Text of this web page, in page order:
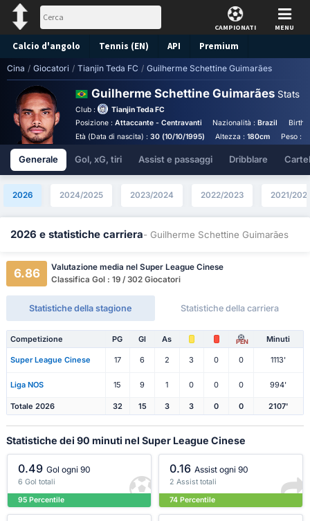
CAMPIONATI MENU
Calcio d'angolo Tennis (EN) API Premium
Pronostico
Cina / Giocatori / Tianjin Teda FC / Guilherme Schettine Guimarães
Guilherme Schettine Guimarães Stats
Club :
Tianjin Teda FC
Posizione : Attaccante - Centravanti Nazionalità :Brazil
Età (Data di nascita) : 30 (10/10/1995) Altezza :180cm Peso :
Generale Gol, xG, tiri Assist e passaggi Dribblare
2026 2024/2025 2023/2024 2022/2023 2021/
2026 e statistiche carriera- Guilherme Schettine Guimarães
6.86
Valutazione media nel Super League Cinese
Classifica Gol : 19 / 302 Giocatori
Statistiche della stagione Statistiche della carriera
Competizione PG Gl As PEN Minuti
Super League Cinese 17 6 2 3 0 0 1113'
Liga NOS 15 9 1 0 0 0 994'
Totale 2026 32 15 3 3 0 0 2107'
Statistiche dei 90 minuti nel Super League Cinese
0.49 Gol ogni 90
6 Gol totali
95 Percentile
0.16 Assist ogni 90
2 Assist totali
74 Percentile